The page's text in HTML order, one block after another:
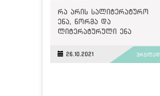
რა არის სალიტერატურო
ენა, ნორმა და
ლიტერატურული ენა
26.10.2021 ვრცლად